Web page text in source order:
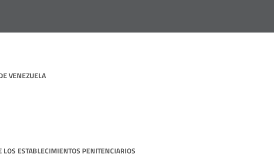
VENEZUELA
ESTABLECIMIENTOS PENITENCIARIOS